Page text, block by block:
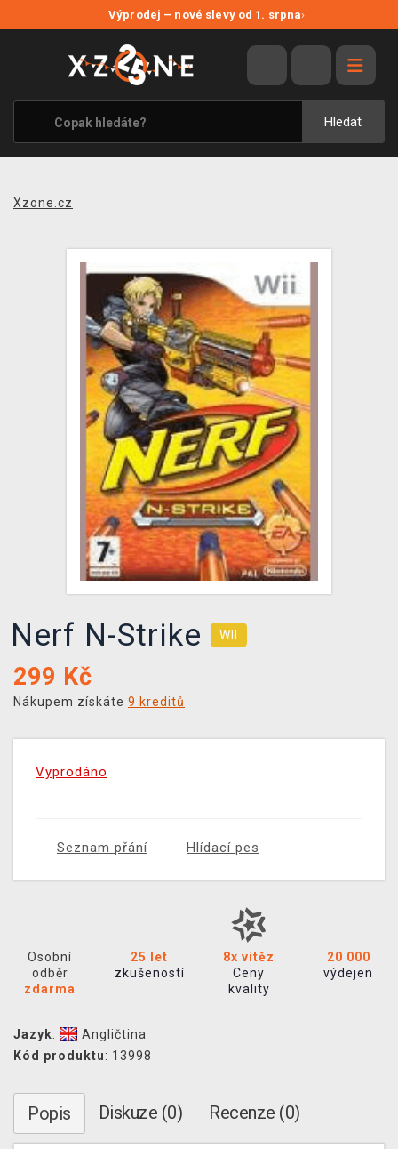
Výprodej – nové slevy od 1. srpna›
Hledat
VÝPRODEJ
VIDEOHRY
XZONE ORIGINALS
TÉMATIKY
SPOLEČENSKÉ HRY
KONTAKT
PRODEJNY
DOPRAVA
XZONE KLUB
TCG & BOARDGAME HUB
VÝKUP HER (BAZAR)
Xzone.cz
Nerf N-Strike WII
299 Kč
Nákupem získáte 9 kreditů
Vyprodáno
Seznam přání Hlídací pes
Osobní
odběr
zdarma
25 let
zkušeností
8x vítěz
Ceny
kvality
20 000
výdejen
Jazyk:
Angličtina
Kód produktu: 13998
Popis Diskuze (0) Recenze (0)